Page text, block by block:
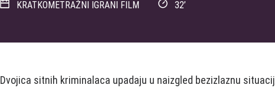
KRATKOMETRAŽNI IGRANI FILM 32’
Dvojica sitnih kriminalaca upadaju u naizgled bezizlaznu